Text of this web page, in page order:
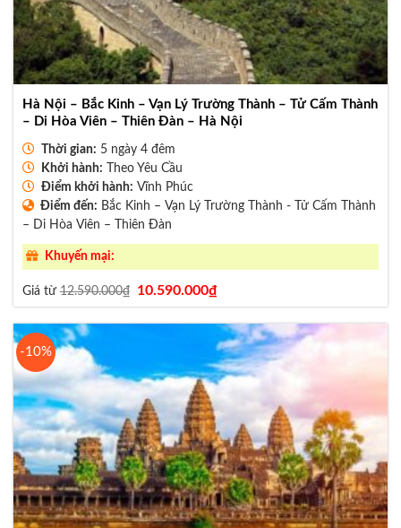
Hà Nội – Bắc Kinh – Vạn Lý Trường Thành – Tử Cấm Thành
– Di Hòa Viên – Thiên Đàn – Hà Nội
Thời gian: 5 ngày 4 đêm
Khởi hành: Theo Yêu Cầu
Điểm khởi hành: Vĩnh Phúc
Điểm đến: Bắc Kinh – Vạn Lý Trường Thành - Tử Cấm Thành
– Di Hòa Viên – Thiên Đàn
Khuyến mại:
Giá từ12.590.000₫
Giá
gốc
là:
12.590.000₫.
10.590.000₫Giá
hiện
tại
là:
10.590.000₫.
-10%